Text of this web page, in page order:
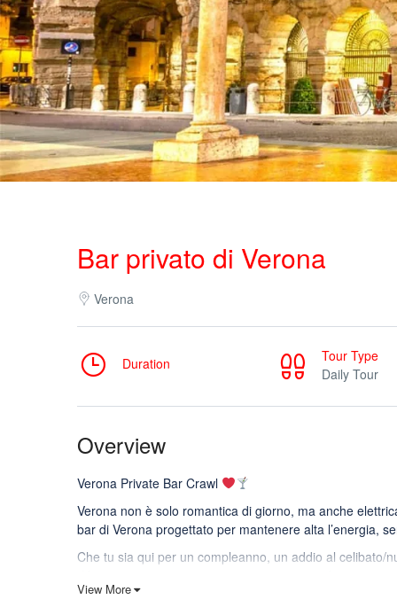
Bar privato di Verona
Verona
Duration
Tour Type
Daily Tour
Overview
Verona Private Bar Crawl
Verona non è solo romantica di giorno, ma anche
bar di Verona progettato per mantenere alta l’energia,
Che tu sia qui per un compleanno, un addio al celibato/
la strada.
View More